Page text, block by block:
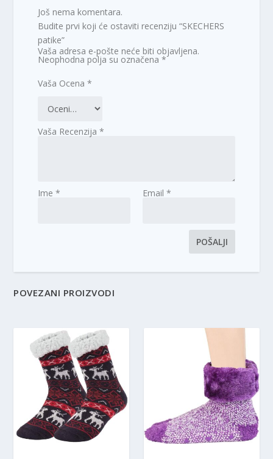
Još nema komentara.
Budite prvi koji će ostaviti recenziju “SKECHERS
patike”
Vaša adresa e-pošte neće biti objavljena.
Neophodna polja su označena*
Vaša Ocena*
Vaša Recenzija*
Ime* Email *
POVEZANI PROIZVODI